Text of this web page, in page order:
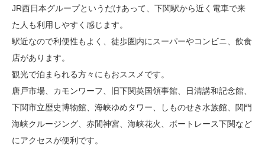
JR西日本グループというだけあって、下関駅から近く電車で来
た人も利用しやすく感じます。
駅近なので利便性もよく、徒歩圏内にスーパーやコンビニ、飲食
店があります。
観光で泊まられる方々にもおススメです。
唐戸市場、カモンワーフ、旧下関英国領事館、日清講和記念館、
下関市立歴史博物館、海峡ゆめタワー、しものせき水族館、関門
海峡クルージング、赤間神宮、海峡花火、ボートレース下関など
にアクセスが便利です。